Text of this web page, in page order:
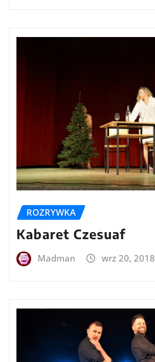
ROZRYWKA
Kabaret Czesuaf
Madman wrz 20, 2018